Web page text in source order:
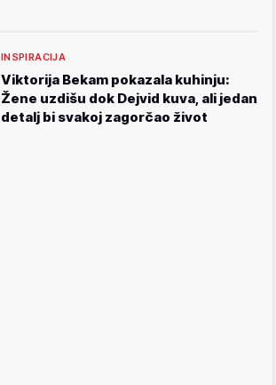
INSPIRACIJA
Viktorija Bekam pokazala kuhinju:
Žene uzdišu dok Dejvid kuva, ali jedan
detalj bi svakoj zagorčao život